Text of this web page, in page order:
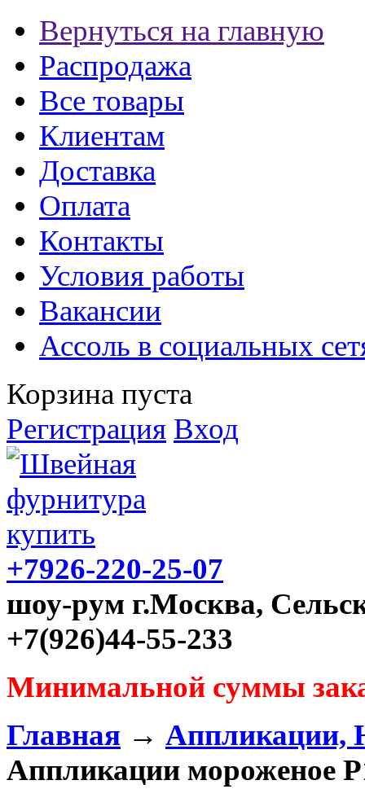
Вернуться на главную
Распродажа
Все товары
Клиентам
Доставка
Оплата
Контакты
Условия работы
Вакансии
Ассоль в социальных
Корзина пуста
Регистрация Вход
+7926-220-25-07
шоу-рум г.Москва,
+7(926)44-55-233
Минимальной суммы
Главная → Аппликации,
Аппликации мороженое